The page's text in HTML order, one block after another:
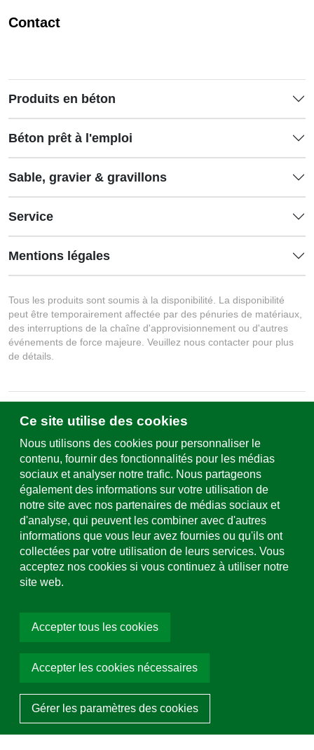
Ce site utilise des cookies
Nous utilisons des cookies pour personnaliser le
contenu, fournir des fonctionnalités pour les médias
sociaux et analyser notre trafic. Nous partageons
également des informations sur votre utilisation de
notre site avec nos partenaires de médias sociaux et
d'analyse, qui peuvent les combiner avec d'autres
informations que vous leur avez fournies ou qu'ils ont
collectées par votre utilisation de leurs services. Vous
acceptez nos cookies si vous continuez à utiliser notre
site web.
Accepter tous les cookies
Accepter les cookies nécessaires
Gérer les paramètres des cookies
Pavés autobloquants
Choisir la couleur:Gris
Demander un article
Contact
Produits en béton
Béton prêt à l'emploi
Sable, gravier & gravillons
Service
Mentions légales
Tous les produits sont soumis à la disponibilité. La disponibilité
peut être temporairement affectée par des pénuries de matériaux,
des interruptions de la chaîne d'approvisionnement ou d'autres
événements de force majeure. Veuillez nous contacter pour plus
de détails.
Écrivez-nous
Formulaire de contact & sites
Assistance et service
+49 (0)781 508-0
Adresse e-mail
info@uhl.de
© 2026 Hermann Uhl KG Ortenau. Tous droits réservés
Programmé avec ❤ par Team Tietge